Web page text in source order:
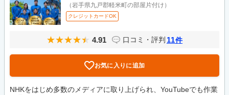
（岩手県九戸郡軽米町の部屋片付け）
クレジットカードOK
4.91 口コミ・評判 11件
お気に入りに追加
NHKをはじめ多数のメディアに取り上げられ、YouTubeでも作業